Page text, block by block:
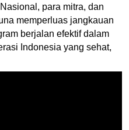
para mitra, dan
memperluas jangkauan
berjalan efektif dalam
Indonesia yang sehat,